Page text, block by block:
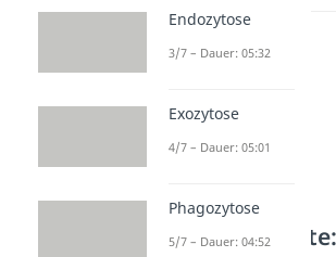
Weitere
Endozytose
3/7 – Dauer: 05:32
Exozytose
4/7 – Dauer: 05:01
Phagozytose
5/7 – Dauer: 04:52